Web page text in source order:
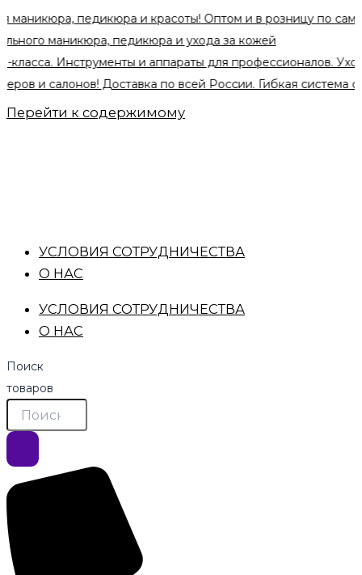
педикюра и красоты! Оптом и в розницу по самым
педикюра и ухода за кожей
и аппараты для профессионалов. Уходовые
Доставка по всей России. Гибкая система скидок
Перейти к содержимому
УСЛОВИЯ СОТРУДНИЧЕСТВА
О НАС
УСЛОВИЯ СОТРУДНИЧЕСТВА
О НАС
Поиск
товаров